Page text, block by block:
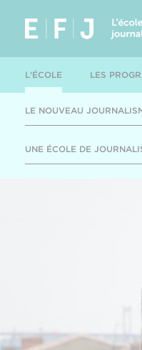
L'ÉCOLE LES
LE NOUVEAU
UNE ÉCOLE DE